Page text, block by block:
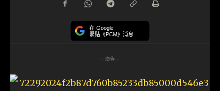
在 Google
緊貼《PCM》消息
- 廣告 -